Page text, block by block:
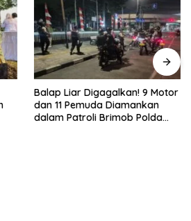
Bukan Sekadar Latihan! 50
Personel Dalmas Polres
Pelabuhan Tanjung Priok Diuji